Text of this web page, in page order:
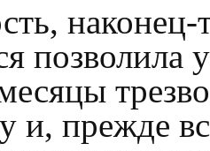
наконец-
позволила
и, прежде